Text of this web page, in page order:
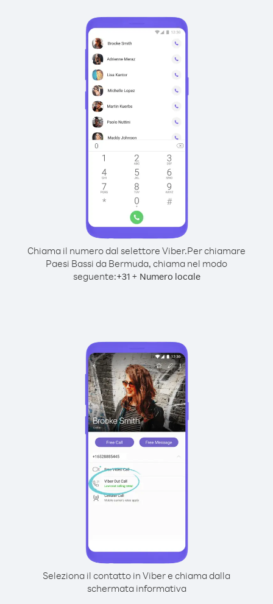
Chiama il numero dal selettore Viber.Per chiamare
Paesi Bassi da Bermuda, chiama nel modo
seguente:+31+ Numero locale
Seleziona il contatto in Viber e chiama dalla
schermata informativa